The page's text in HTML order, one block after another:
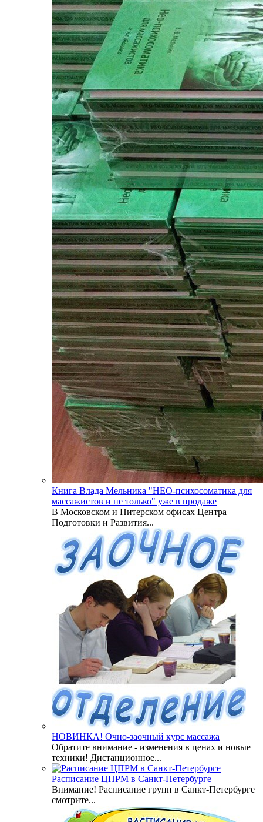
Книга Влада Мельника "НЕО-психосоматика для
массажистов и не только" уже в продаже
В Московском и Питерском офисах Центра
Подготовки и Развития...
НОВИНКА! Очно-заочный курс массажа
Обратите внимание - изменения в ценах и новые
техники! Дистанционное...
Расписание ЦПРМ в Санкт-Петербурге
Внимание! Расписание групп в Санкт-Петербурге
смотрите...